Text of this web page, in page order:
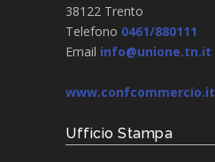
38122 Trento
Telefono 0461/880111
Email info@unione.tn.it
www.confcommercio.it
Ufficio Stampa